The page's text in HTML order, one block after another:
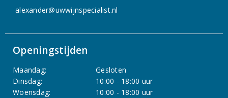
alexander@uwwijnspecialist.nl
Openingstijden
Maandag:
Gesloten
Dinsdag:
10:00 - 18:00 uur
Woensdag:
10:00 - 18:00 uur